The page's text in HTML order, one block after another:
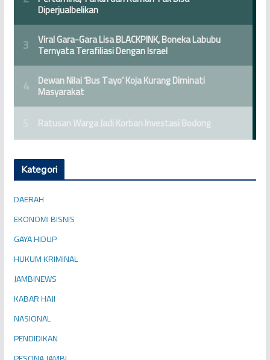
Kategori
DAERAH
EKONOMI BISNIS
GAYA HIDUP
HUKUM KRIMINAL
JAMBINEWS
KABAR HAJI
NASIONAL
PENDIDIKAN